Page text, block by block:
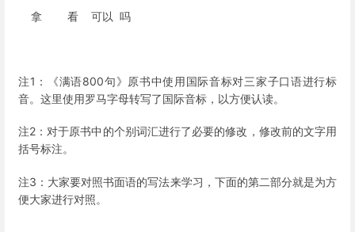
拿 看 可以 吗
注1：《满语800句》原书中使用国际音标对三家子口语进行标
音。这里使用罗马字母转写了国际音标，以方便认读。
注2：对于原书中的个别词汇进行了必要的修改，修改前的文字用
括号标注。
注3：大家要对照书面语的写法来学习，下面的第二部分就是为方
便大家进行对照。